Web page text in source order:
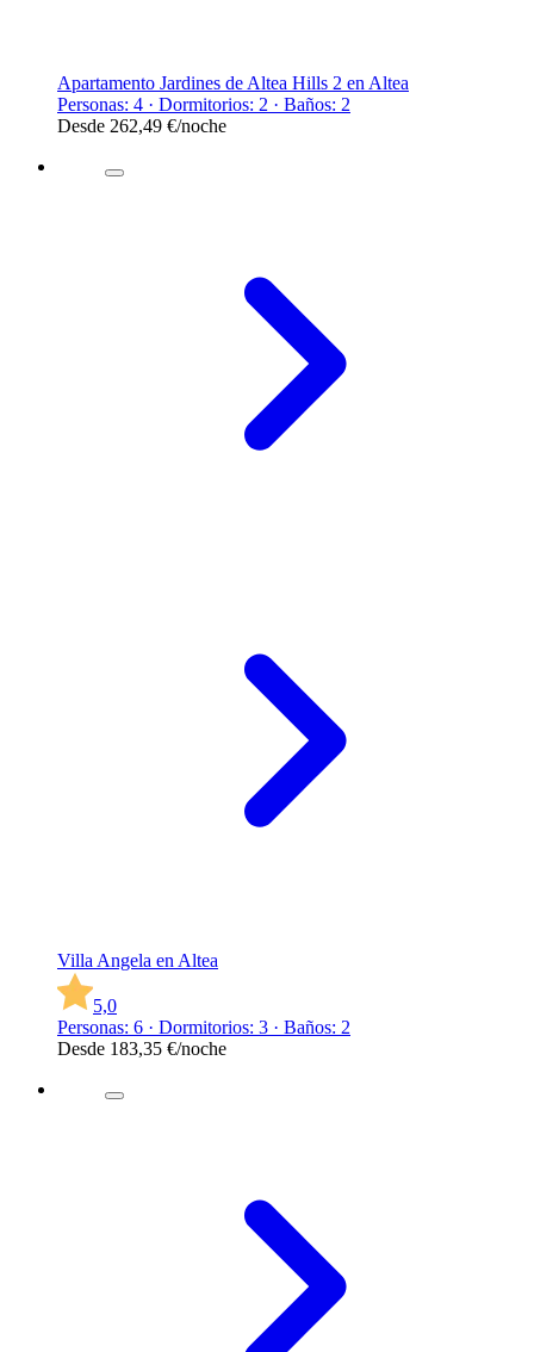
Apartamento Jardines de Altea Hills 2 en Altea
Personas: 4 · Dormitorios: 2 · Baños: 2
Desde 262,49 €/noche
Villa Angela en Altea
5,0
Personas: 6 · Dormitorios: 3 · Baños: 2
Desde 183,35 €/noche